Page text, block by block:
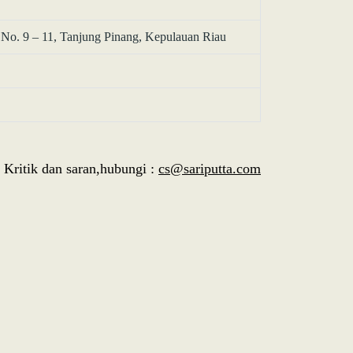
9 – 11, Tanjung Pinang, Kepulauan Riau
Kritik dan saran,hubungi : cs@sariputta.com